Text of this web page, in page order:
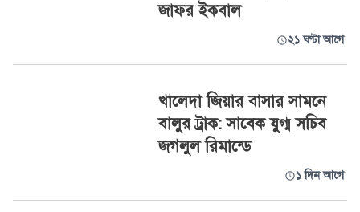
জাফর ইকবাল
২১ ঘণ্টা আগে
খালেদা জিয়ার বাসার সামনে
বালুর ট্রাক: সাবেক যুগ্ম সচিব
জগলুল রিমান্ডে
১ দিন আগে